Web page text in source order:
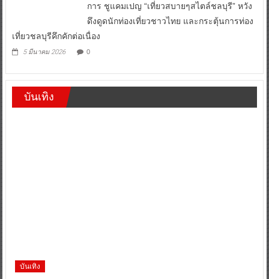
การ ชูแคมเปญ “เที่ยวสบายๆสไตล์ชลบุรี” หวัง
ดึงดูดนักท่องเที่ยวชาวไทย และกระตุ้นการท่อง
เที่ยวชลบุรีคึกคักต่อเนื่อง
5 มีนาคม 2026 0
บันเทิง
บันเทิง